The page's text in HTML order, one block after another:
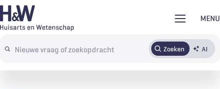
Overslaan
en
de
MENU
Search
terms
Zoeken AI
AbonnerenTijdschrift Inloggen